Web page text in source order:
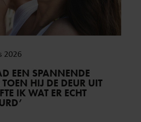
2026
EEN SPANNENDE
TOEN HIJ DE DEUR UIT
IK WAT ER ECHT